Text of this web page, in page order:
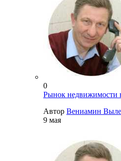
0
Рынок недвижимости
Автор Вениамин
9 мая